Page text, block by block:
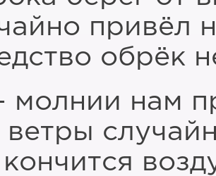
привёл
обрёк
молнии нам
ветры